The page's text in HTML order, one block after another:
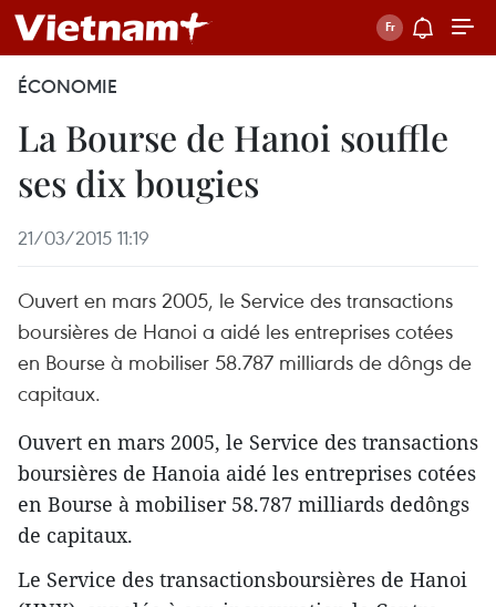
ÉCONOMIE
La Bourse de Hanoi souffle
ses dix bougies
21/03/2015 11:19
Ouvert en mars 2005, le Service des transactions
boursières de Hanoi a aidé les entreprises cotées
en Bourse à mobiliser 58.787 milliards de dôngs de
capitaux.
Ouvert en mars 2005, le Service des transactions
boursières de Hanoia aidé les entreprises cotées
en Bourse à mobiliser 58.787 milliards dedôngs
de capitaux.
Le Service des transactionsboursières de Hanoi